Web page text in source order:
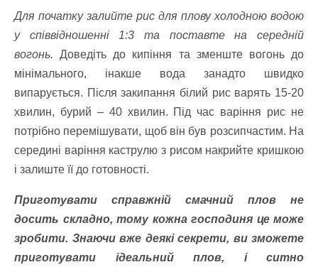
Для початку залийте рис для плову холодною водою
у співвідношенні 1:3 та поставте на середній
вогонь. Доведіть до кипіння та зменште вогонь до
мінімального, інакше вода занадто швидко
випарується. Після закипання білий рис варять 15-20
хвилин, бурий – 40 хвилин. Під час варіння рис не
потрібно перемішувати, щоб він був розсипчастим. На
середині варіння каструлю з рисом накрийте кришкою
і залиште її до готовності.
Приготувати справжній смачний плов не
досить складно, тому кожна господиня це може
зробити. Знаючи вже деякі секрети, ви зможете
приготувати ідеальний плов, і ситно